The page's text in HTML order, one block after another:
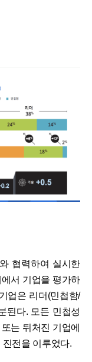
협력하여 실시한
서 기업을 평가하
업은 리더(민첩함/
된다. 모든 민첩성
는 뒤처진 기업에
전을 이루었다.